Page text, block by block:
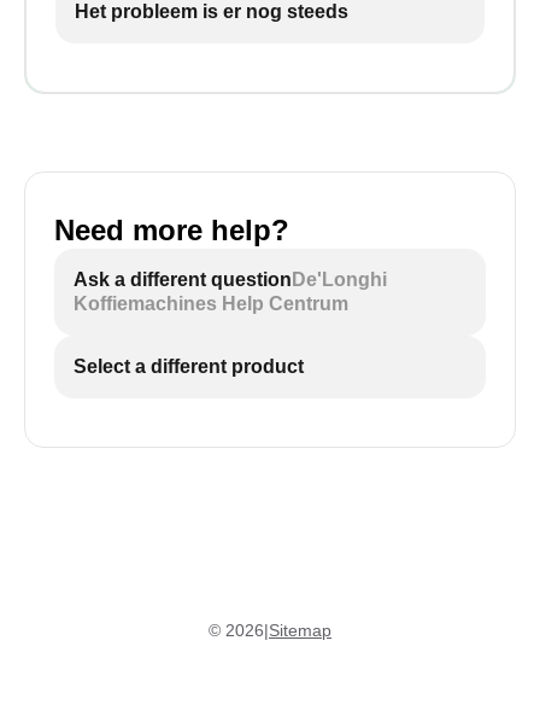
Het probleem is er nog steeds
Need more help?
Ask a different question De'Longhi
Koffiemachines Help Centrum
Select a different product
© 2026|Sitemap